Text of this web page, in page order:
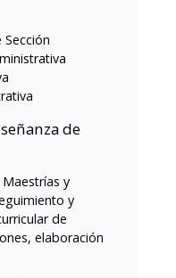
Sección
de
y
y
de
elaboración